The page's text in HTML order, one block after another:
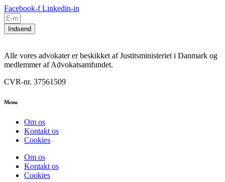
Facebook-f Linkedin-in
Indsend
Alle vores advokater er beskikket af Justitsministeriet i Danmark og
medlemmer af Advokatsamfundet.
CVR-nr. 37561509
Menu
Om os
Kontakt os
Cookies
Om os
Kontakt os
Cookies